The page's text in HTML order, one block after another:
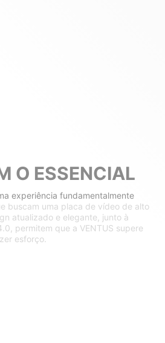
O ESSENCIAL
experiência fundamentalmente
buscam uma placa de vídeo de alto
atualizado e elegante, junto à
permitem que a VENTUS supere
esforço.